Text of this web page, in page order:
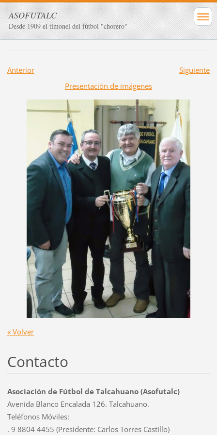
ASOFUTALC
Desde 1909 el timonel del fútbol "chorero"
Anterior
Siguiente
Presentación de imágenes
« Volver
Contacto
Asociación de Fútbol de Talcahuano (Asofutalc)
Avenida Blanco Encalada 126. Talcahuano.
Teléfonos Móviles:
. 9 8804 4455 (Presidente: Carlos Torres Castillo)